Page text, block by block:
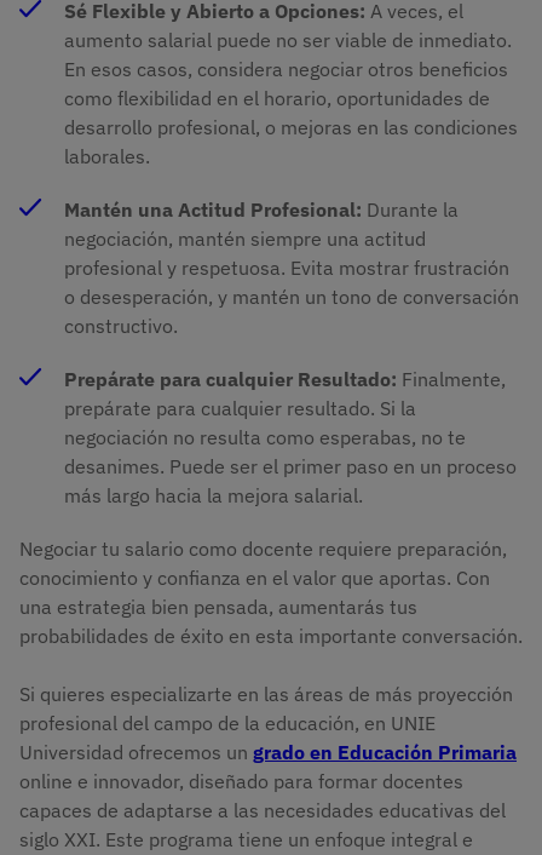
Sé Flexible y Abierto a Opciones: A veces, el
aumento salarial puede no ser viable de inmediato.
En esos casos, considera negociar otros beneficios
como flexibilidad en el horario, oportunidades de
desarrollo profesional, o mejoras en las condiciones
laborales.
Mantén una Actitud Profesional: Durante la
negociación, mantén siempre una actitud
profesional y respetuosa. Evita mostrar frustración
o desesperación, y mantén un tono de conversación
constructivo.
Prepárate para cualquier Resultado: Finalmente,
prepárate para cualquier resultado. Si la
negociación no resulta como esperabas, no te
desanimes. Puede ser el primer paso en un proceso
más largo hacia la mejora salarial.
Negociar tu salario como docente requiere preparación,
conocimiento y confianza en el valor que aportas. Con
una estrategia bien pensada, aumentarás tus
probabilidades de éxito en esta importante conversación.
Si quieres especializarte en las áreas de más proyección
profesional del campo de la educación, en UNIE
Universidad ofrecemos un grado en Educación Primaria
online e innovador, diseñado para formar docentes
capaces de adaptarse a las necesidades educativas del
siglo XXI. Este programa tiene un enfoque integral e